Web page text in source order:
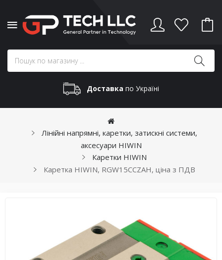
Доставка по Україні
Лінійні напрямні, каретки, затискні системи,
аксесуари HIWIN
Каретки HIWIN
Каретка HIWIN, RGW15CCZAH, ціна з ПДВ